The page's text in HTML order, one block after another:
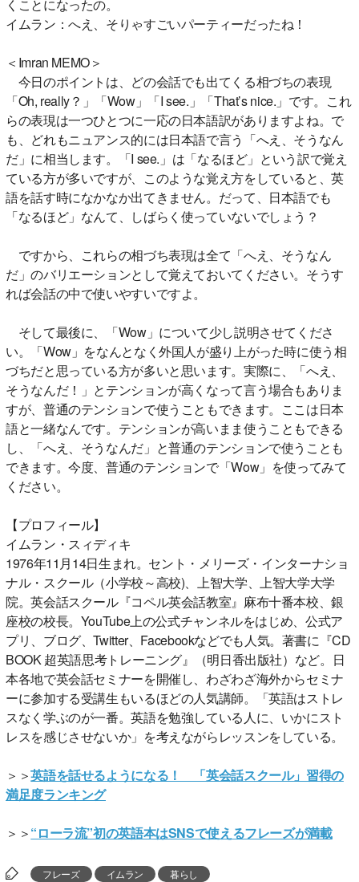
くことになったの。
イムラン：へえ、そりゃすごいパーティーだったね！
＜Imran MEMO＞
今日のポイントは、どの会話でも出てくる相づちの表現
「Oh, really？」「Wow」「I see.」「That’s nice.」です。これ
らの表現は一つひとつに一応の日本語訳がありますよね。で
も、どれもニュアンス的には日本語で言う「へえ、そうなん
だ」に相当します。「I see.」は「なるほど」という訳で覚え
ている方が多いですが、このような覚え方をしていると、英
語を話す時になかなか出てきません。だって、日本語でも
「なるほど」なんて、しばらく使っていないでしょう？
ですから、これらの相づち表現は全て「へえ、そうなん
だ」のバリエーションとして覚えておいてください。そうす
れば会話の中で使いやすいですよ。
そして最後に、「Wow」について少し説明させてくださ
い。「Wow」をなんとなく外国人が盛り上がった時に使う相
づちだと思っている方が多いと思います。実際に、「へえ、
そうなんだ！」とテンションが高くなって言う場合もありま
すが、普通のテンションで使うこともできます。ここは日本
語と一緒なんです。テンションが高いまま使うこともできる
し、「へえ、そうなんだ」と普通のテンションで使うことも
できます。今度、普通のテンションで「Wow」を使ってみて
ください。
【プロフィール】
イムラン・スィディキ
1976年11月14日生まれ。セント・メリーズ・インターナショ
ナル・スクール（小学校～高校)、上智大学、上智大学大学
院。英会話スクール『コペル英会話教室』麻布十番本校、銀
座校の校長。YouTube上の公式チャンネルをはじめ、公式ア
プリ、ブログ、Twitter、Facebookなどでも人気。著書に『CD
BOOK 超英語思考トレーニング』（明日香出版社）など。日
本各地で英会話セミナーを開催し、わざわざ海外からセミナ
ーに参加する受講生もいるほどの人気講師。「英語はストレ
スなく学ぶのが一番。英語を勉強している人に、いかにスト
レスを感じさせないか」を考えながらレッスンをしている。
＞＞英語を話せるようになる！ 「英会話スクール」習得の
満足度ランキング
＞＞“ローラ流”初の英語本はSNSで使えるフレーズが満載
フレーズ イムラン 暮らし